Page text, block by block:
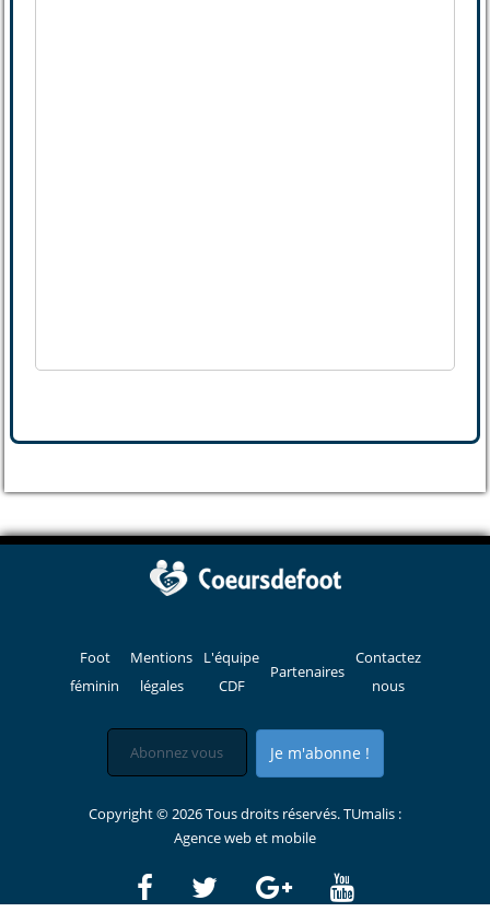
Foot
féminin
Mentions
légales
L'équipe
CDF
Partenaires
Contactez
nous
Je m'abonne !
Copyright © 2026 Tous droits réservés. TUmalis :
Agence web et mobile